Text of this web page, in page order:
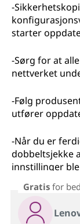
-
starter
-Sørg for at
nettverket
-Følg
utfører
-Når du er
dobbeltsjekke
innstillinger
Gratisfor